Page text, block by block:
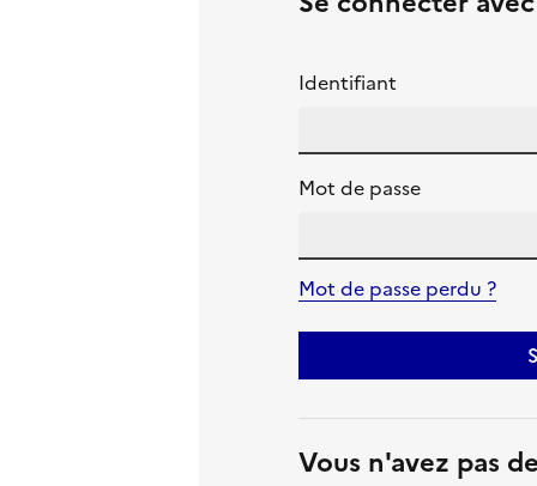
Identifiant
Mot de passe
Mot de passe perdu ?
Vous n'avez pas